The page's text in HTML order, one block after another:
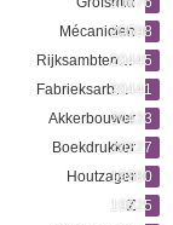
Mécanicien
20598
Rijksambtenaar
20445
Fabrieksarbeidster
20441
Akkerbouwer
20433
Boekdrukker
20227
Houtzager
19880
Z
19825